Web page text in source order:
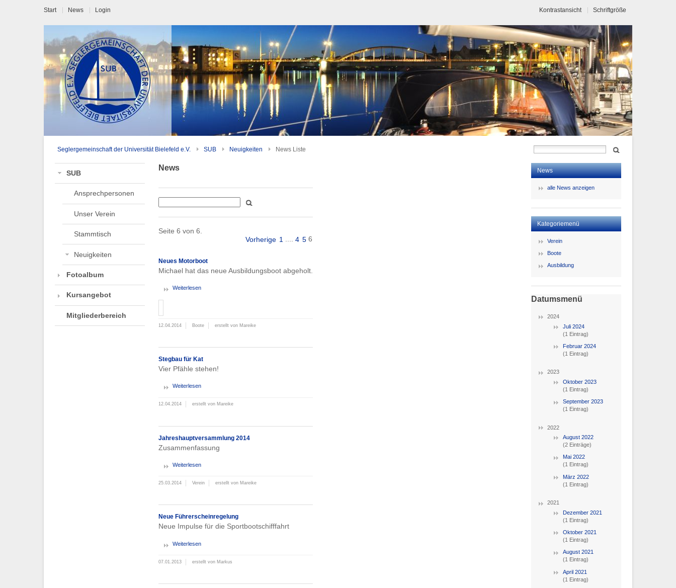
Start News Login Kontrastansicht Schriftgröße
Seglergemeinschaft der Universität Bielefeld e.V. SUB Neuigkeiten News Liste
SUB
Ansprechpersonen
Unser Verein
Stammtisch
Neuigkeiten
Fotoalbum
Kursangebot
Mitgliederbereich
News
Seite 6 von 6.
Vorherige 1 .... 4 5 6
Neues Motorboot
Michael hat das neue Ausbildungsboot abgeholt.
Weiterlesen
12.04.2014 Boote erstellt von Mareike
Stegbau für Kat
Vier Pfähle stehen!
Weiterlesen
12.04.2014 erstellt von Mareike
Jahreshauptversammlung 2014
Zusammenfassung
Weiterlesen
25.03.2014 Verein erstellt von Mareike
Neue Führerscheinregelung
Neue Impulse für die Sportbootschifffahrt
Weiterlesen
07.01.2013 erstellt von Markus
News
alle News anzeigen
Kategoriemenü
Verein
Boote
Ausbildung
Datumsmenü
2024
Juli 2024
(1 Eintrag)
Februar 2024
(1 Eintrag)
2023
Oktober 2023
(1 Eintrag)
September 2023
(1 Eintrag)
2022
August 2022
(2 Einträge)
Mai 2022
(1 Eintrag)
März 2022
(1 Eintrag)
2021
Dezember 2021
(1 Eintrag)
Oktober 2021
(1 Eintrag)
August 2021
(1 Eintrag)
April 2021
(1 Eintrag)